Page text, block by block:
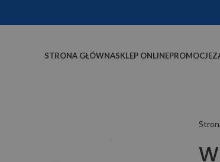
STRONA GŁÓWNASKLEP ONLINEPROMOCJE